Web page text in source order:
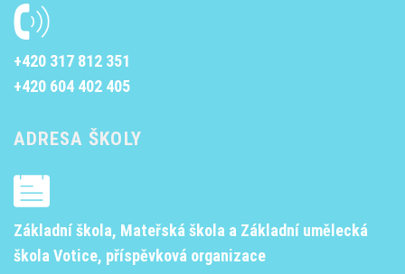
+420 317 812 351
+420 604 402 405
ADRESA ŠKOLY
Základní škola, Mateřská škola a Základní umělecká
škola Votice, příspěvková organizace